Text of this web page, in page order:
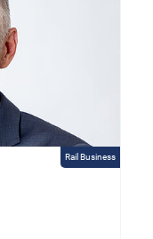
Rail Business